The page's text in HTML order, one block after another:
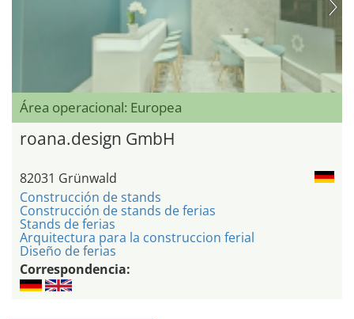
Área operacional: Europea
roana.design GmbH
82031 Grünwald
Construcción de stands
Construcción de stands de ferias
Stands de ferias
Arquitectura para la construccion ferial
Diseño de ferias
Correspondencia: